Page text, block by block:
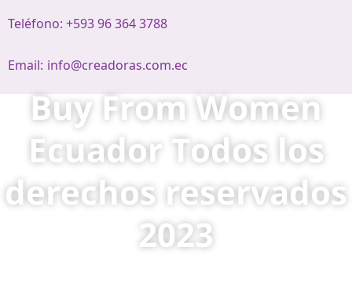
Teléfono: +593 96 364 3788
Email: info@creadoras.com.ec
Buy From Women
Ecuador Todos los
derechos reservados
2023